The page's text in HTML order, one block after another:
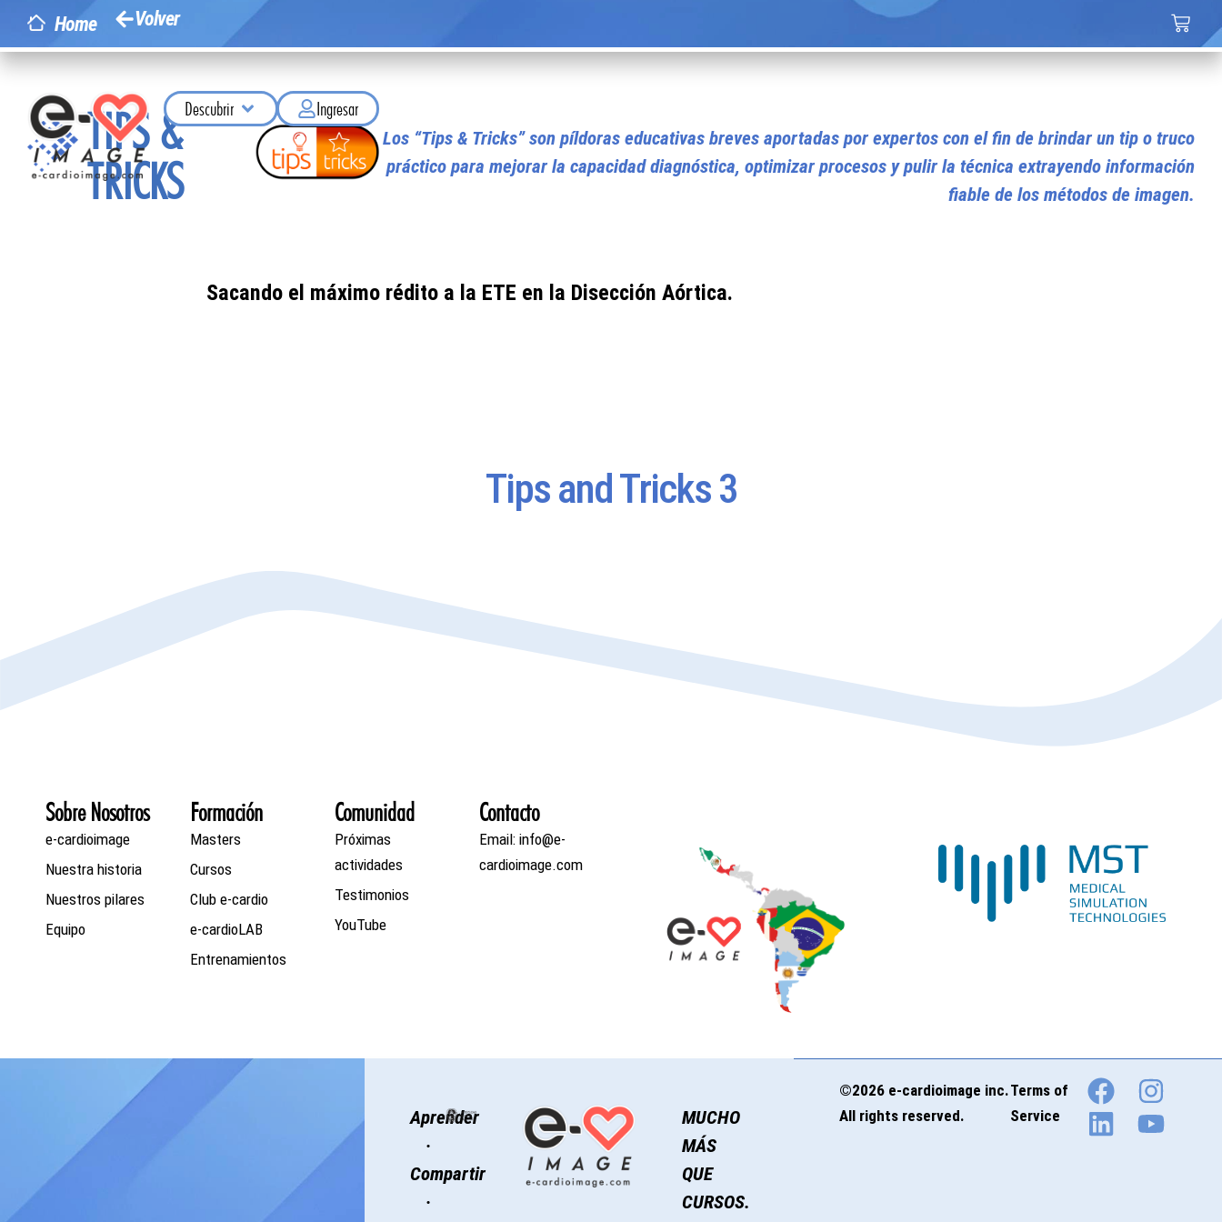
Home Volver
Descubrir Ingresar
TIPS &
TRICKS
Los “Tips & Tricks” son píldoras educativas breves aportadas por expertos con el fin de brindar un tip o truco
práctico para mejorar la capacidad diagnóstica, optimizar procesos y pulir la técnica extrayendo información
fiable de los métodos de imagen.​
Sacando el máximo rédito a la ETE en la Disección Aórtica.
Tips and Tricks 3
Sobre Nosotros
e-cardioimage
Nuestra historia
Nuestros pilares
Equipo
Formación
Masters
Cursos
Club e-cardio
e-cardioLAB
Entrenamientos
Comunidad
Próximas
actividades
Testimonios
YouTube
Contacto
Email: info@e-
cardioimage.com
Aprender
·
Compartir
·
MUCHO
MÁS
QUE
CURSOS.
©2026 e-cardioimage inc.
All rights reserved.
Terms of
Service